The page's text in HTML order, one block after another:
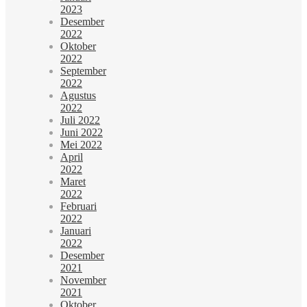
2023
Desember
2022
Oktober
2022
September
2022
Agustus
2022
Juli 2022
Juni 2022
Mei 2022
April
2022
Maret
2022
Februari
2022
Januari
2022
Desember
2021
November
2021
Oktober